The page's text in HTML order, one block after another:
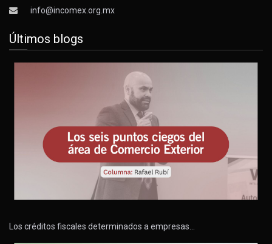
info@incomex.org.mx
Últimos blogs
Los créditos fiscales determinados a empresas…